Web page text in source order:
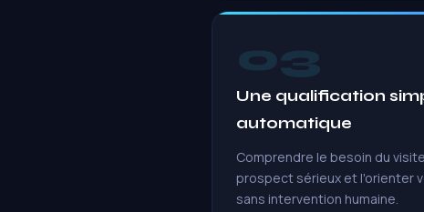
03
Une qualification
automatique
Comprendre le besoin du
prospect sérieux et l'orienter
sans intervention humaine.